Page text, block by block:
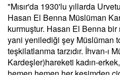
"Mısır'da 1930'lu yıllarda
Hasan El Benna Müslüman
kurmuştur. Hasan El Benna
yani yenilediği şey Müslüman
teşkilatlanma tarzıdır. İhvan-ı
Kardeşler)hareketi kadın-